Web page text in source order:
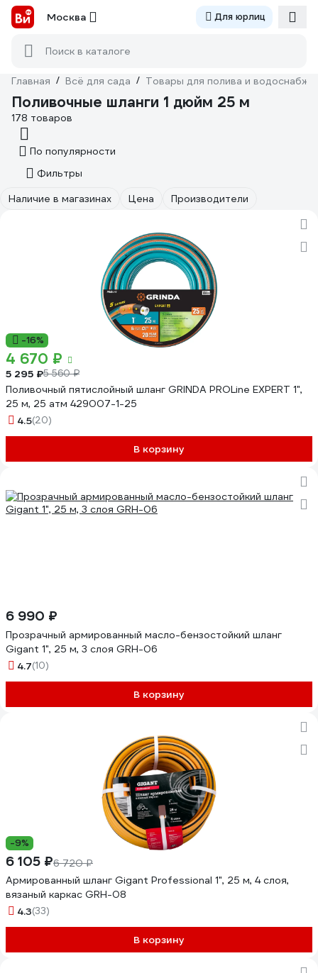
Москва Для юрлиц
Поиск в каталоге
Главная / Всё для сада / Товары для полива и
Поливочные шланги 1 дюйм 25 м
178 товаров
По популярности
Фильтры
Наличие в магазинах
Цена Производители
-16%
4 670 ₽
5 295 ₽5 560 ₽
Поливочный пятислойный шланг GRINDA PROLine EXPERT 1",
25 м, 25 атм 429007-1-25
4.5(20)
В корзину
6 990 ₽
Прозрачный армированный масло-бензостойкий шланг
Gigant 1", 25 м, 3 слоя GRH-06
4.7(10)
В корзину
-9%
6 105 ₽6 720 ₽
Армированный шланг Gigant Professional 1", 25 м, 4 слоя,
вязаный каркас GRH-08
4.3(33)
В корзину